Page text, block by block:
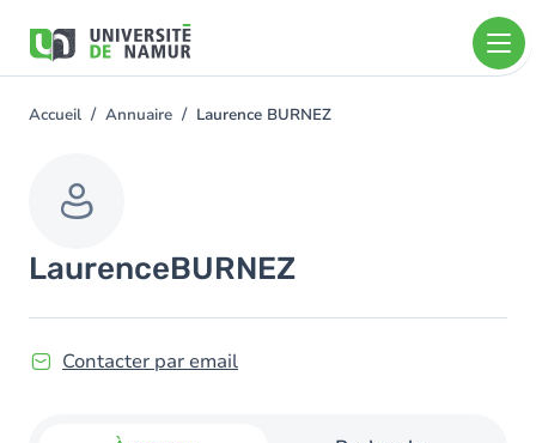
contenu
You
Accueil Annuaire Laurence BURNEZ
LaurenceBURNEZ
Contacter par email